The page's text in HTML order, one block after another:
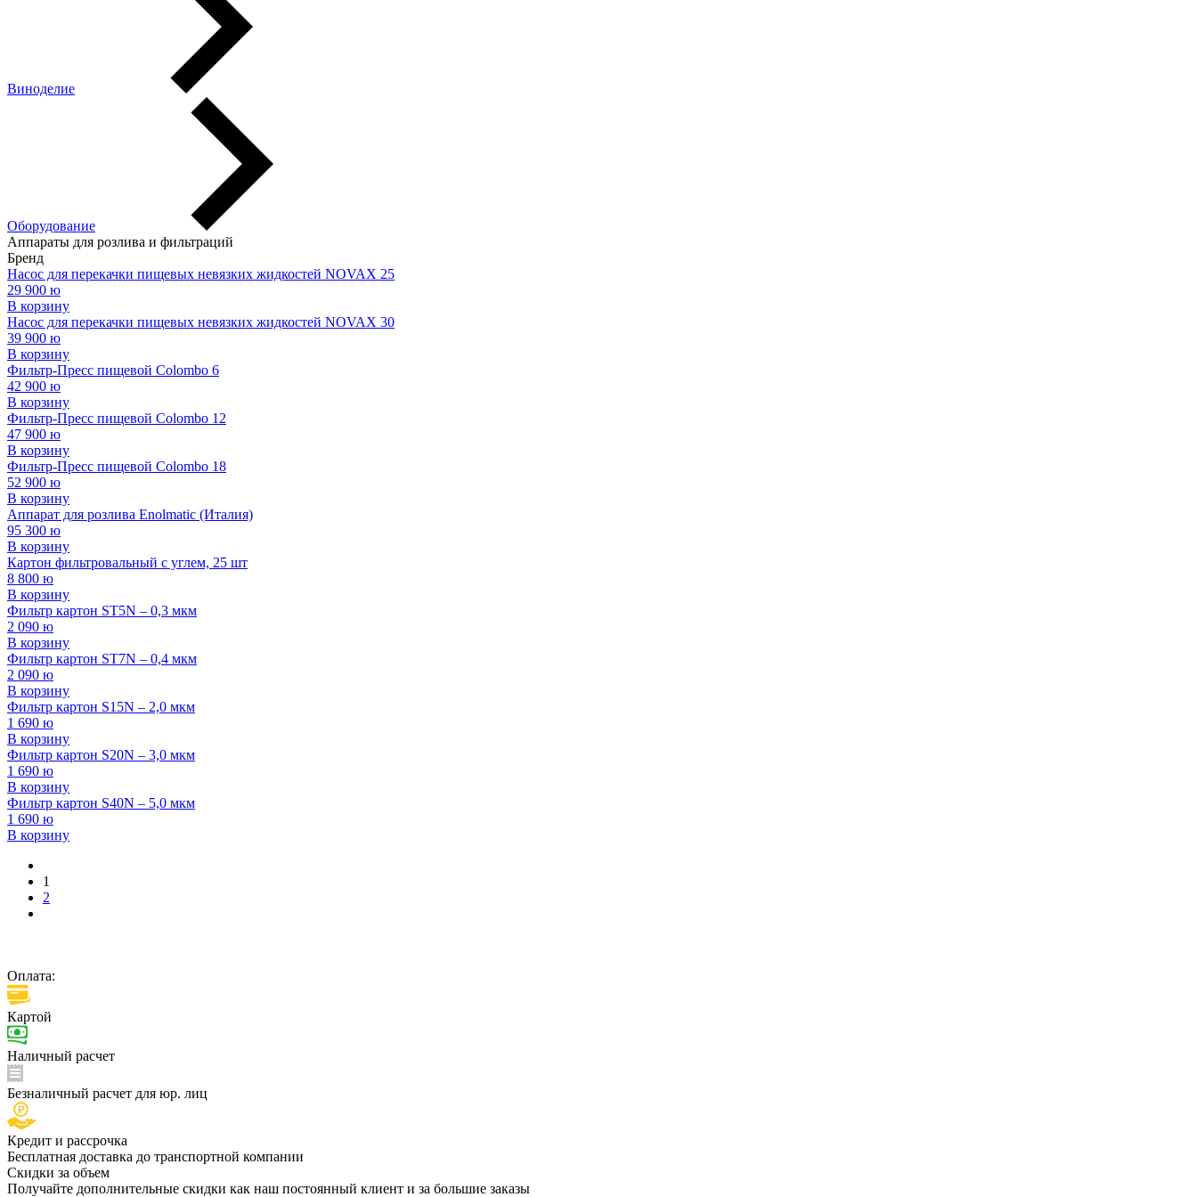
Виноделие
Оборудование
Аппараты для розлива и фильтраций
Бренд
Насос для перекачки пищевых невязких жидкостей NOVAX 25
29 900 ю
В корзину
Насос для перекачки пищевых невязких жидкостей NOVAX 30
39 900 ю
В корзину
Фильтр-Пресс пищевой Colombo 6
42 900 ю
В корзину
Фильтр-Пресс пищевой Colombo 12
47 900 ю
В корзину
Фильтр-Пресс пищевой Colombo 18
52 900 ю
В корзину
Аппарат для розлива Enolmatic (Италия)
95 300 ю
В корзину
Картон фильтровальный с углем, 25 шт
8 800 ю
В корзину
Фильтр картон ST5N – 0,3 мкм
2 090 ю
В корзину
Фильтр картон ST7N – 0,4 мкм
2 090 ю
В корзину
Фильтр картон S15N – 2,0 мкм
1 690 ю
В корзину
Фильтр картон S20N – 3,0 мкм
1 690 ю
В корзину
Фильтр картон S40N – 5,0 мкм
1 690 ю
В корзину
1
2
Оплата:
Картой
Наличный расчет
Безналичный расчет для юр. лиц
Кредит и рассрочка
Бесплатная доставка до транспортной компании
Скидки за объем
Получайте дополнительные скидки как наш постоянный клиент и за большие заказы